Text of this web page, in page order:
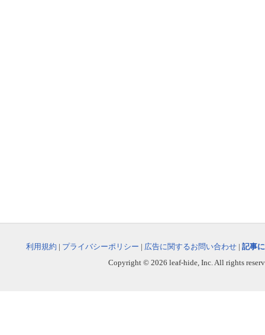
利用規約 | プライバシーポリシー | 広告に関するお問い合わせ | 記事
Copyright © 2026 leaf-hide, Inc. All rights